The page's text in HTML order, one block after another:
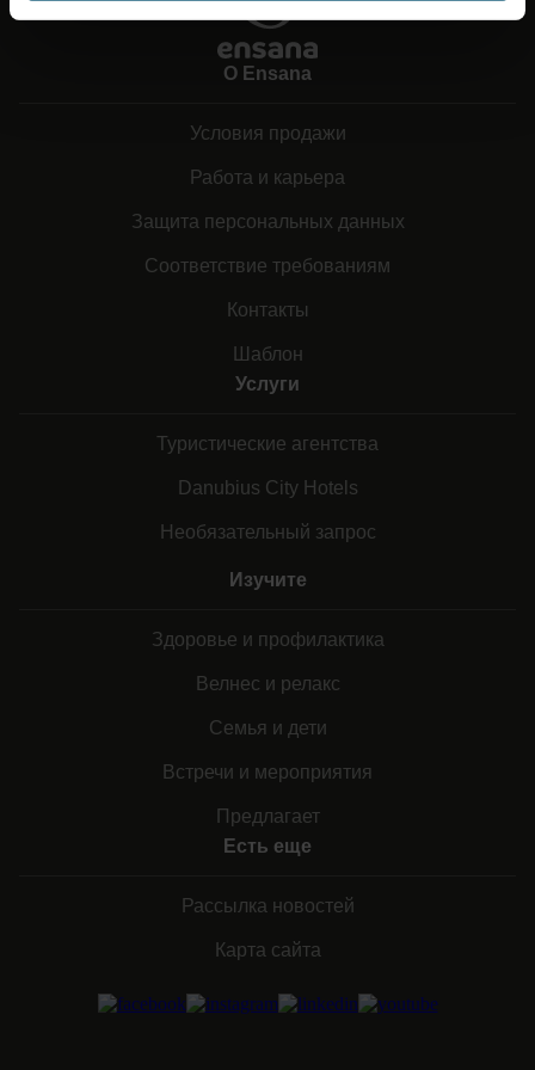
О Ensana
Условия продажи
Работа и карьера
Защита персональных данных
Соответствие требованиям
Контакты
Шаблон
Услуги
Туристические агентства
Danubius City Hotels
Необязательный запрос
Изучите
Здоровье и профилактика
Велнес и релакс
Семья и дети
Встречи и мероприятия
Предлагает
Есть еще
Рассылка новостей
Карта сайта